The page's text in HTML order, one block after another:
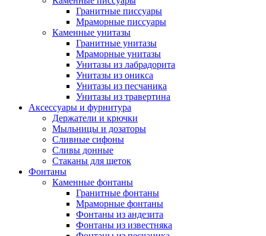
Гранитные писсуары
Мраморные писсуары
Каменные унитазы
Гранитные унитазы
Мраморные унитазы
Унитазы из лабрадорита
Унитазы из оникса
Унитазы из песчаника
Унитазы из травертина
Аксессуары и фурнитура
Держатели и крючки
Мыльницы и дозаторы
Сливные сифоны
Сливы донные
Стаканы для щеток
Фонтаны
Каменные фонтаны
Гранитные фонтаны
Мраморные фонтаны
Фонтаны из андезита
Фонтаны из известняка